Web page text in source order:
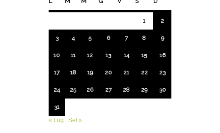
1 2
3 4 5 6 7 8 9
10 11 12 13 14 15 16
17 18 19 20 21 22 23
24 25 26 27 28 29 30
31
« Lug
Set »